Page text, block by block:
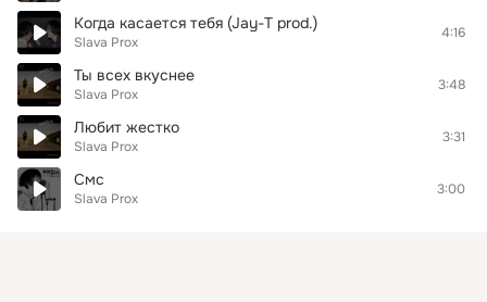
Когда касается тебя (Jay-T prod.)
Slava Prox
4:16
Ты всех вкуснее
Slava Prox
3:48
Любит жестко
Slava Prox
3:31
Смс
Slava Prox
3:00